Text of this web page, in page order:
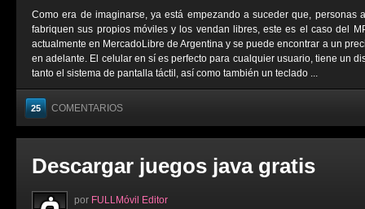
Como era de imaginarse, ya está empezando a suceder que, personas
fabriquen sus propios móviles y los vendan libres, este es el caso del
actualmente en MercadoLibre de Argentina y se puede encontrar a un
en adelante. El celular en sí es perfecto para cualquier usuario, tiene un
tanto el sistema de pantalla táctil, así como también un teclado ...
25 COMENTARIOS
Descargar juegos java gratis
por FULLMóvil Editor